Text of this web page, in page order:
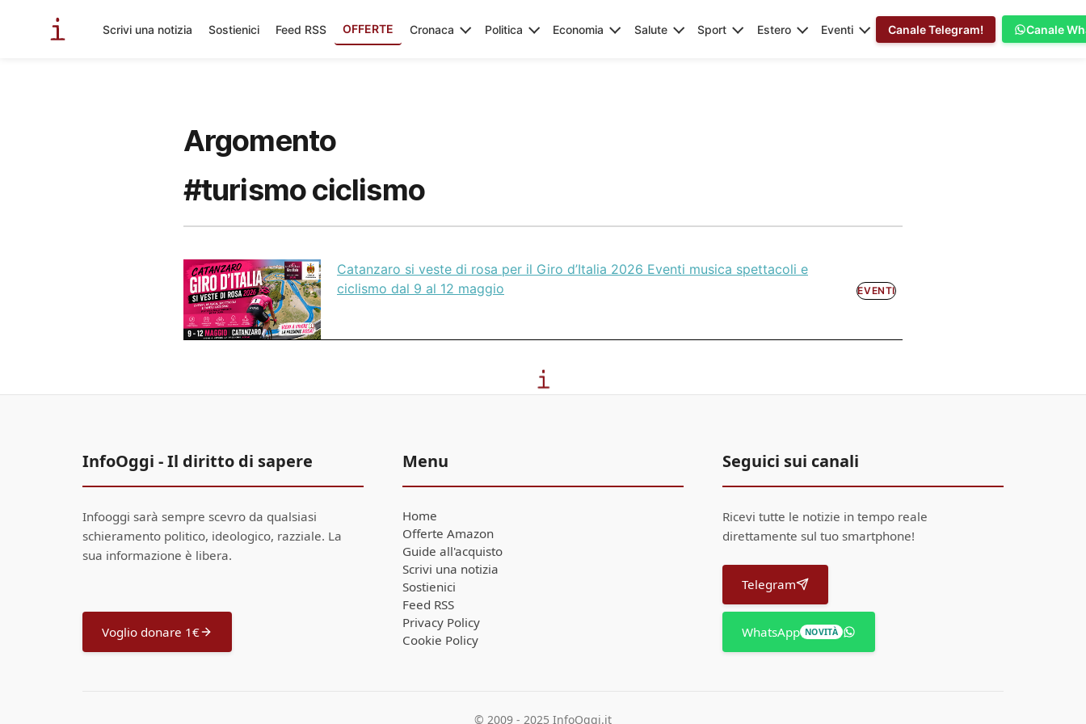
Scrivi una notizia Sostienici Feed RSS OFFERTE Cronaca Politica Economia Salute Sport Estero Eventi Canale Telegram! Canale
Argomento
#turismo ciclismo
Catanzaro si veste di rosa per il Giro d’Italia 2026 Eventi musica spettacoli e
ciclismo dal 9 al 12 maggio
EVENTI
InfoOggi - Il diritto di sapere
Infooggi sarà sempre scevro da qualsiasi
schieramento politico, ideologico, razziale. La
sua informazione è libera.
Voglio donare 1€
Menu
Home
Offerte Amazon
Guide all'acquisto
Scrivi una notizia
Sostienici
Feed RSS
Privacy Policy
Cookie Policy
Seguici sui canali
Ricevi tutte le notizie in tempo reale
direttamente sul tuo smartphone!
Telegram
WhatsApp NOVITÀ
© 2009 - 2025 InfoOggi.it